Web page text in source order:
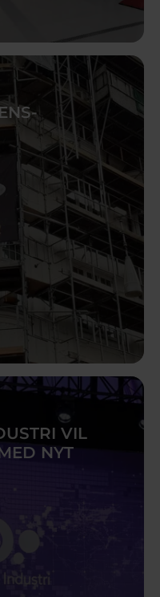
VIL
NYT